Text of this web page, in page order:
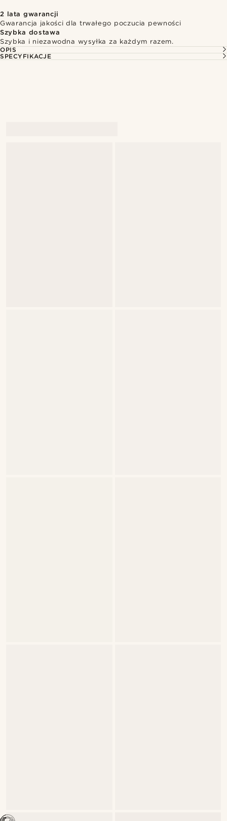
2 lata gwarancji
Gwarancja jakości dla trwałego poczucia pewności
Szybka dostawa
Szybka i niezawodna wysyłka za każdym razem.
OPIS
SPECYFIKACJE